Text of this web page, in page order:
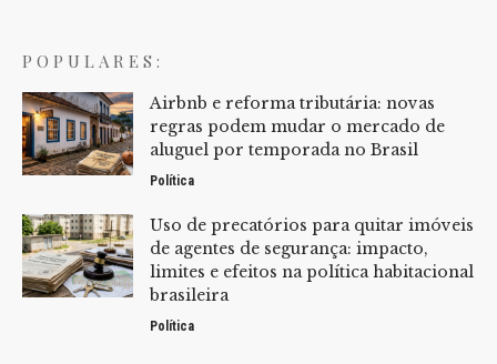
POPULARES:
Airbnb e reforma tributária: novas
regras podem mudar o mercado de
aluguel por temporada no Brasil
Política
Uso de precatórios para quitar imóveis
de agentes de segurança: impacto,
limites e efeitos na política habitacional
brasileira
Política